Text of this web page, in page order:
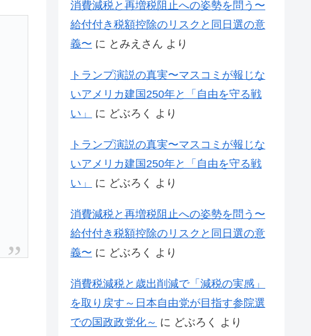
消費減税と再増税阻止への姿勢を問う〜
給付付き税額控除のリスクと同日選の意
義〜 に とみえさん より
トランプ演説の真実〜マスコミが報じな
いアメリカ建国250年と「自由を守る戦
い」
に どぶろく より
トランプ演説の真実〜マスコミが報じな
いアメリカ建国250年と「自由を守る戦
い」
に どぶろく より
消費減税と再増税阻止への姿勢を問う〜
給付付き税額控除のリスクと同日選の意
義〜 に どぶろく より
消費税減税と歳出削減で「減税の実感」
を取り戻す～日本自由党が目指す参院選
での国政政党化～ に どぶろく より